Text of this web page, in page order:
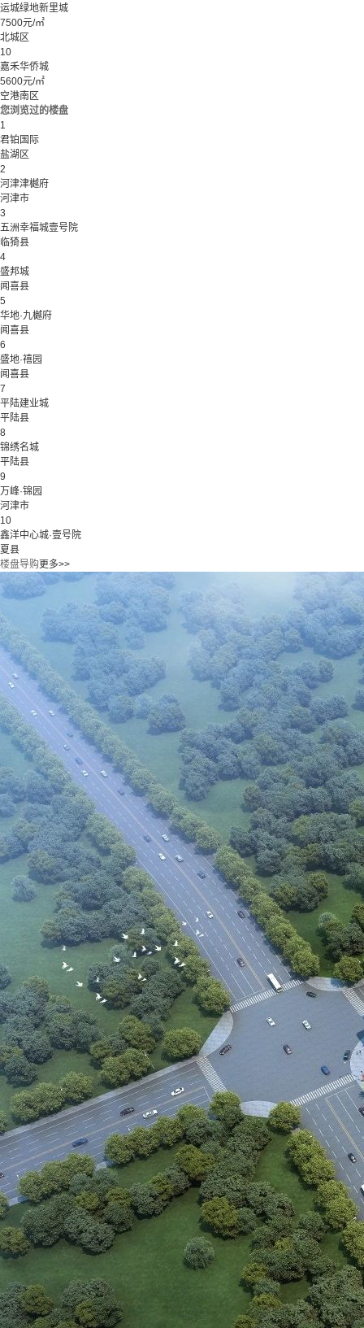
运城绿地新里城
7500元/㎡
北城区
10
嘉禾华侨城
5600元/㎡
空港南区
您浏览过的楼盘
1
君铂国际
盐湖区
2
河津津樾府
河津市
3
五洲幸福城壹号院
临猗县
4
盛邦城
闻喜县
5
华地·九樾府
闻喜县
6
盛地·禧园
闻喜县
7
平陆建业城
平陆县
8
锦绣名城
平陆县
9
万峰·锦园
河津市
10
鑫洋中心城·壹号院
夏县
楼盘导购更多>>